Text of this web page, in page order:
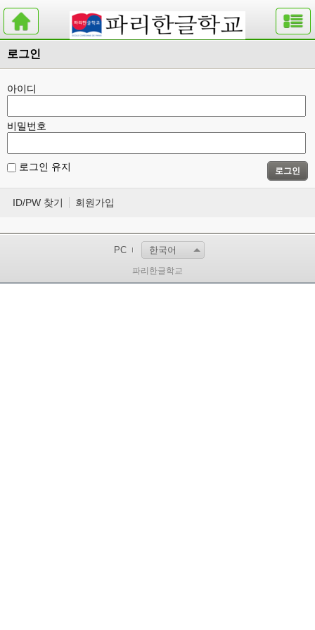
로그인
아이디
비밀번호
로그인 유지 로그인
ID/PW 찾기 회원가입
PC 한국어
파리한글학교